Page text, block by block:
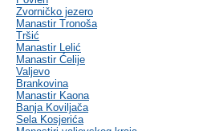
Zvorničko jezero
Manastir Tronoša
Tršić
Manastir Lelić
Manastir Ćelije
Valjevo
Brankovina
Manastir Kaona
Banja Koviljača
Sela Kosjerića